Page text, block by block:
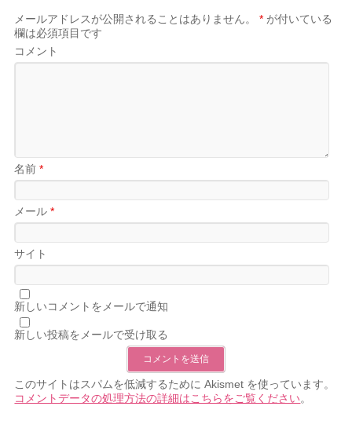
メールアドレスが公開されることはありません。 * が付いている
欄は必須項目です
コメント
名前*
メール*
サイト
新しいコメントをメールで通知
新しい投稿をメールで受け取る
このサイトはスパムを低減するために Akismet を使っています。
コメントデータの処理方法の詳細はこちらをご覧ください。